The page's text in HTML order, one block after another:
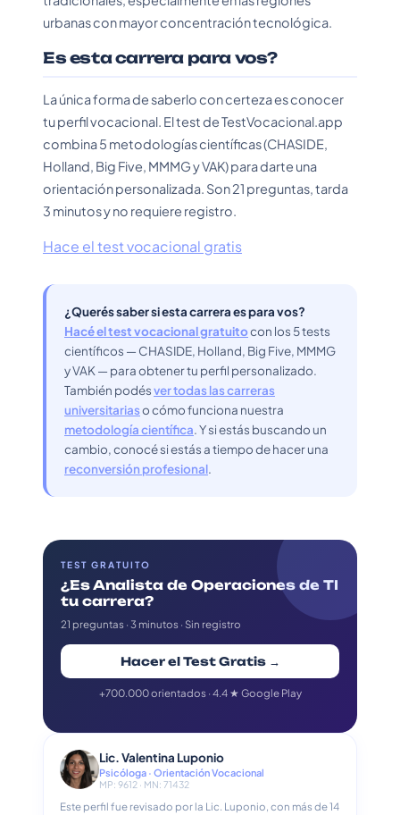
urbanas con mayor concentración tecnológica.
Es esta carrera para vos?
La única forma de saberlo con certeza es conocer
tu perfil vocacional. El test de TestVocacional.app
combina 5 metodologías científicas (CHASIDE,
Holland, Big Five, MMMG y VAK) para darte una
orientación personalizada. Son 21 preguntas, tarda
3 minutos y no requiere registro.
Hace el test vocacional gratis
¿Querés saber si esta carrera es para vos?
Hacé el test vocacional gratuitocon los 5 tests
científicos — CHASIDE, Holland, Big Five, MMMG
y VAK — para obtener tu perfil personalizado.
También podésver todas las carreras
universitariaso cómo funciona nuestra
metodología científica. Y si estás buscando un
cambio, conocé si estás a tiempo de hacer una
reconversión profesional.
TEST GRATUITO
¿Es Analista de Operaciones de TI
tu carrera?
21 preguntas · 3 minutos · Sin registro
Hacer el Test Gratis →
+700.000 orientados · 4.4 ★ Google Play
Lic. Valentina Luponio
Psicóloga · Orientación Vocacional
MP: 9612 · MN: 71432
Este perfil fue revisado por la Lic. Luponio, con más de 14